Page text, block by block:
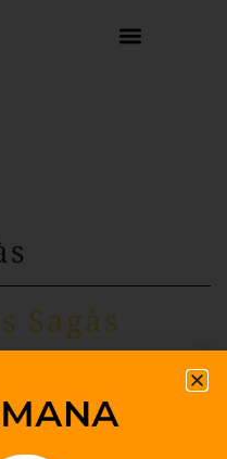
Sagàs